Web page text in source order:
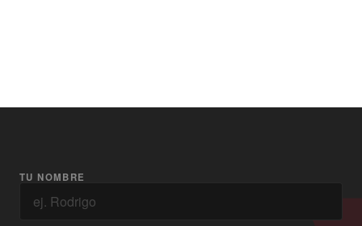
TU NOMBRE